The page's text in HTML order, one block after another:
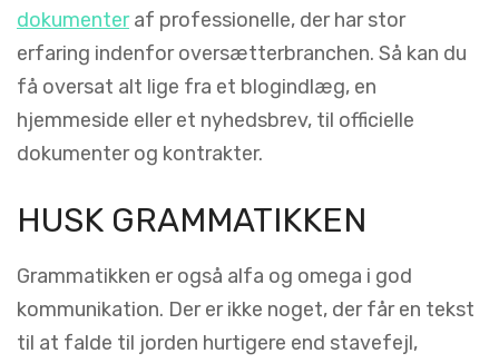
dokumenteraf professionelle, der har stor
erfaring indenfor oversætterbranchen. Så kan du
få oversat alt lige fra et blogindlæg, en
hjemmeside eller et nyhedsbrev, til officielle
dokumenter og kontrakter.
HUSK GRAMMATIKKEN
Grammatikken er også alfa og omega i god
kommunikation. Der er ikke noget, der får en tekst
til at falde til jorden hurtigere end stavefejl,